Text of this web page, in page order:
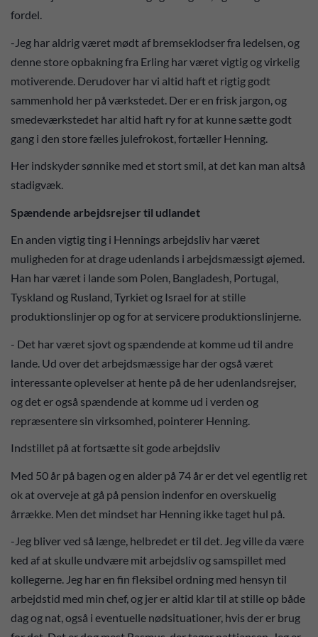
fordel.
-Jeg har aldrig været mødt af bremseklodser fra ledelsen, og
denne store opbakning fra Erling har været vigtig og virkelig
motiverende. Derudover har vi altid haft et rigtig godt
sammenhold her på værkstedet. Der er en frisk jargon, og
smedeværkstedet har altid haft ry for at kunne sætte godt
gang i den store fælles julefrokost, fortæller Henning.
Her indskyder sønnike med et stort smil, at det kan man altså
stadigvæk.
Spændende arbejdsrejser til udlandet
En anden vigtig ting i Hennings arbejdsliv har været
muligheden for at drage udenlands i arbejdsmæssigt øjemed.
Han har været i lande som Polen, Bangladesh, Portugal,
Tyskland og Rusland, Tyrkiet og Israel for at stille
produktionslinjer op og for at servicere produktionslinjerne.
- Det har været sjovt og spændende at komme ud til andre
lande. Ud over det arbejdsmæssige har der også været
interessante oplevelser at hente på de her udenlandsrejser,
og det er også spændende at komme ud i verden og
repræsentere sin virksomhed, pointerer Henning.
Indstillet på at fortsætte sit gode arbejdsliv
Med 50 år på bagen og en alder på 74 år er det vel egentlig ret
ok at overveje at gå på pension indenfor en overskuelig
årrække. Men det mindset har Henning ikke taget hul på.
-Jeg bliver ved så længe, helbredet er til det. Jeg ville da være
ked af at skulle undvære mit arbejdsliv og samspillet med
kollegerne. Jeg har en fin fleksibel ordning med hensyn til
arbejdstid med min chef, og jer er altid klar til at stille op både
dag og nat, også i eventuelle nødsituationer, hvis der er brug